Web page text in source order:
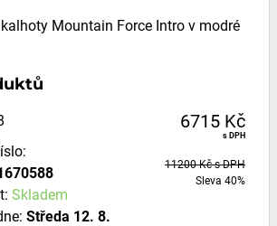
Mountain Force Intro v modré
Skladem
Středa 12. 8.
6715 Kč
s DPH
11200 Kč s DPH
Sleva 40%